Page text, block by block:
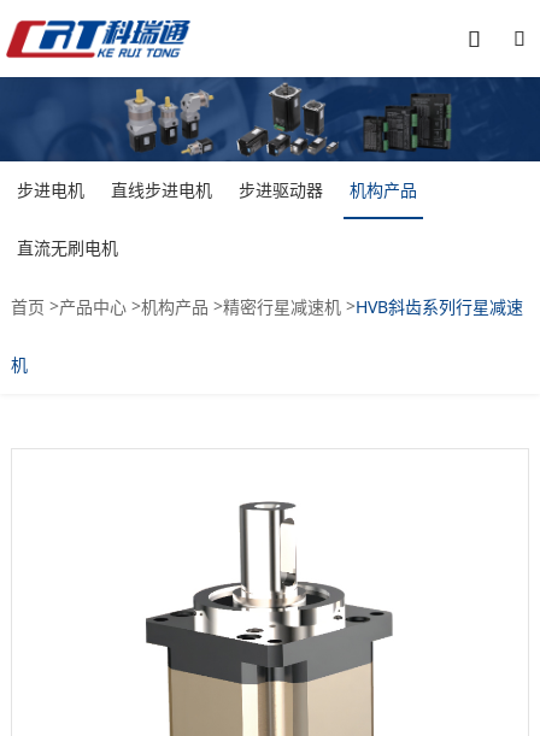


步进电机 直线步进电机 步进驱动器 机构产品
直流无刷电机
首页 >产品中心>机构产品 >精密行星减速机>HVB斜齿系列行星减速
机